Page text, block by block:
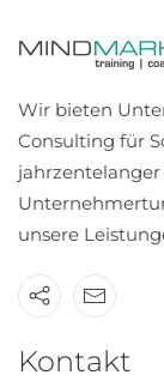
Wir bieten
Consulting für
unsere
Kontakt